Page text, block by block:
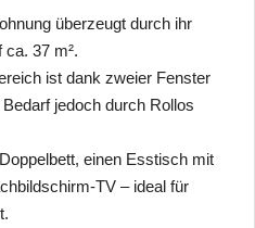
überzeugt durch ihr
37 m².
ist dank zweier Fenster
jedoch durch Rollos
einen Esstisch mit
TV – ideal für